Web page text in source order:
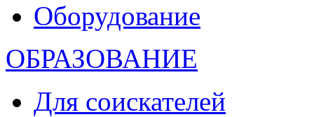
Оборудование
ОБРАЗОВАНИЕ
Для соискателей